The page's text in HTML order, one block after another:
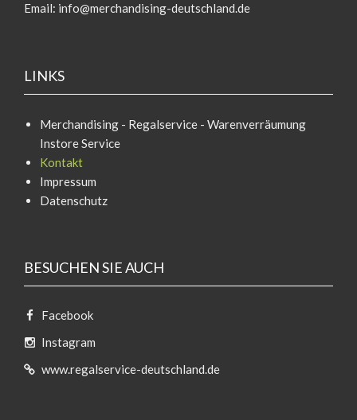
Email: info@merchandising-deutschland.de
LINKS
Merchandising - Regalservice - Warenverräumung
Instore Service
Kontakt
Impressum
Datenschutz
BESUCHEN SIE AUCH
Facebook
Instagram
www.regalservice-deutschland.de